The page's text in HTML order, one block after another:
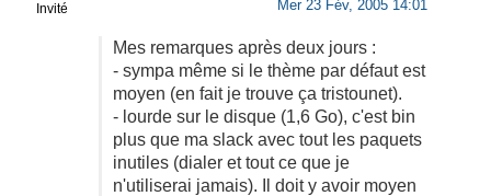
Mer 23 Fév, 2005 14:01
Mes remarques après deux jours :
- sympa même si le thème par défaut est
moyen (en fait je trouve ça tristounet).
- lourde sur le disque (1,6 Go), c'est bin
plus que ma slack avec tout les paquets
inutiles (dialer et tout ce que je
n'utiliserai jamais). Il doit y avoir moyen
Invité